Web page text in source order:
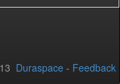
Duraspace - Feedback